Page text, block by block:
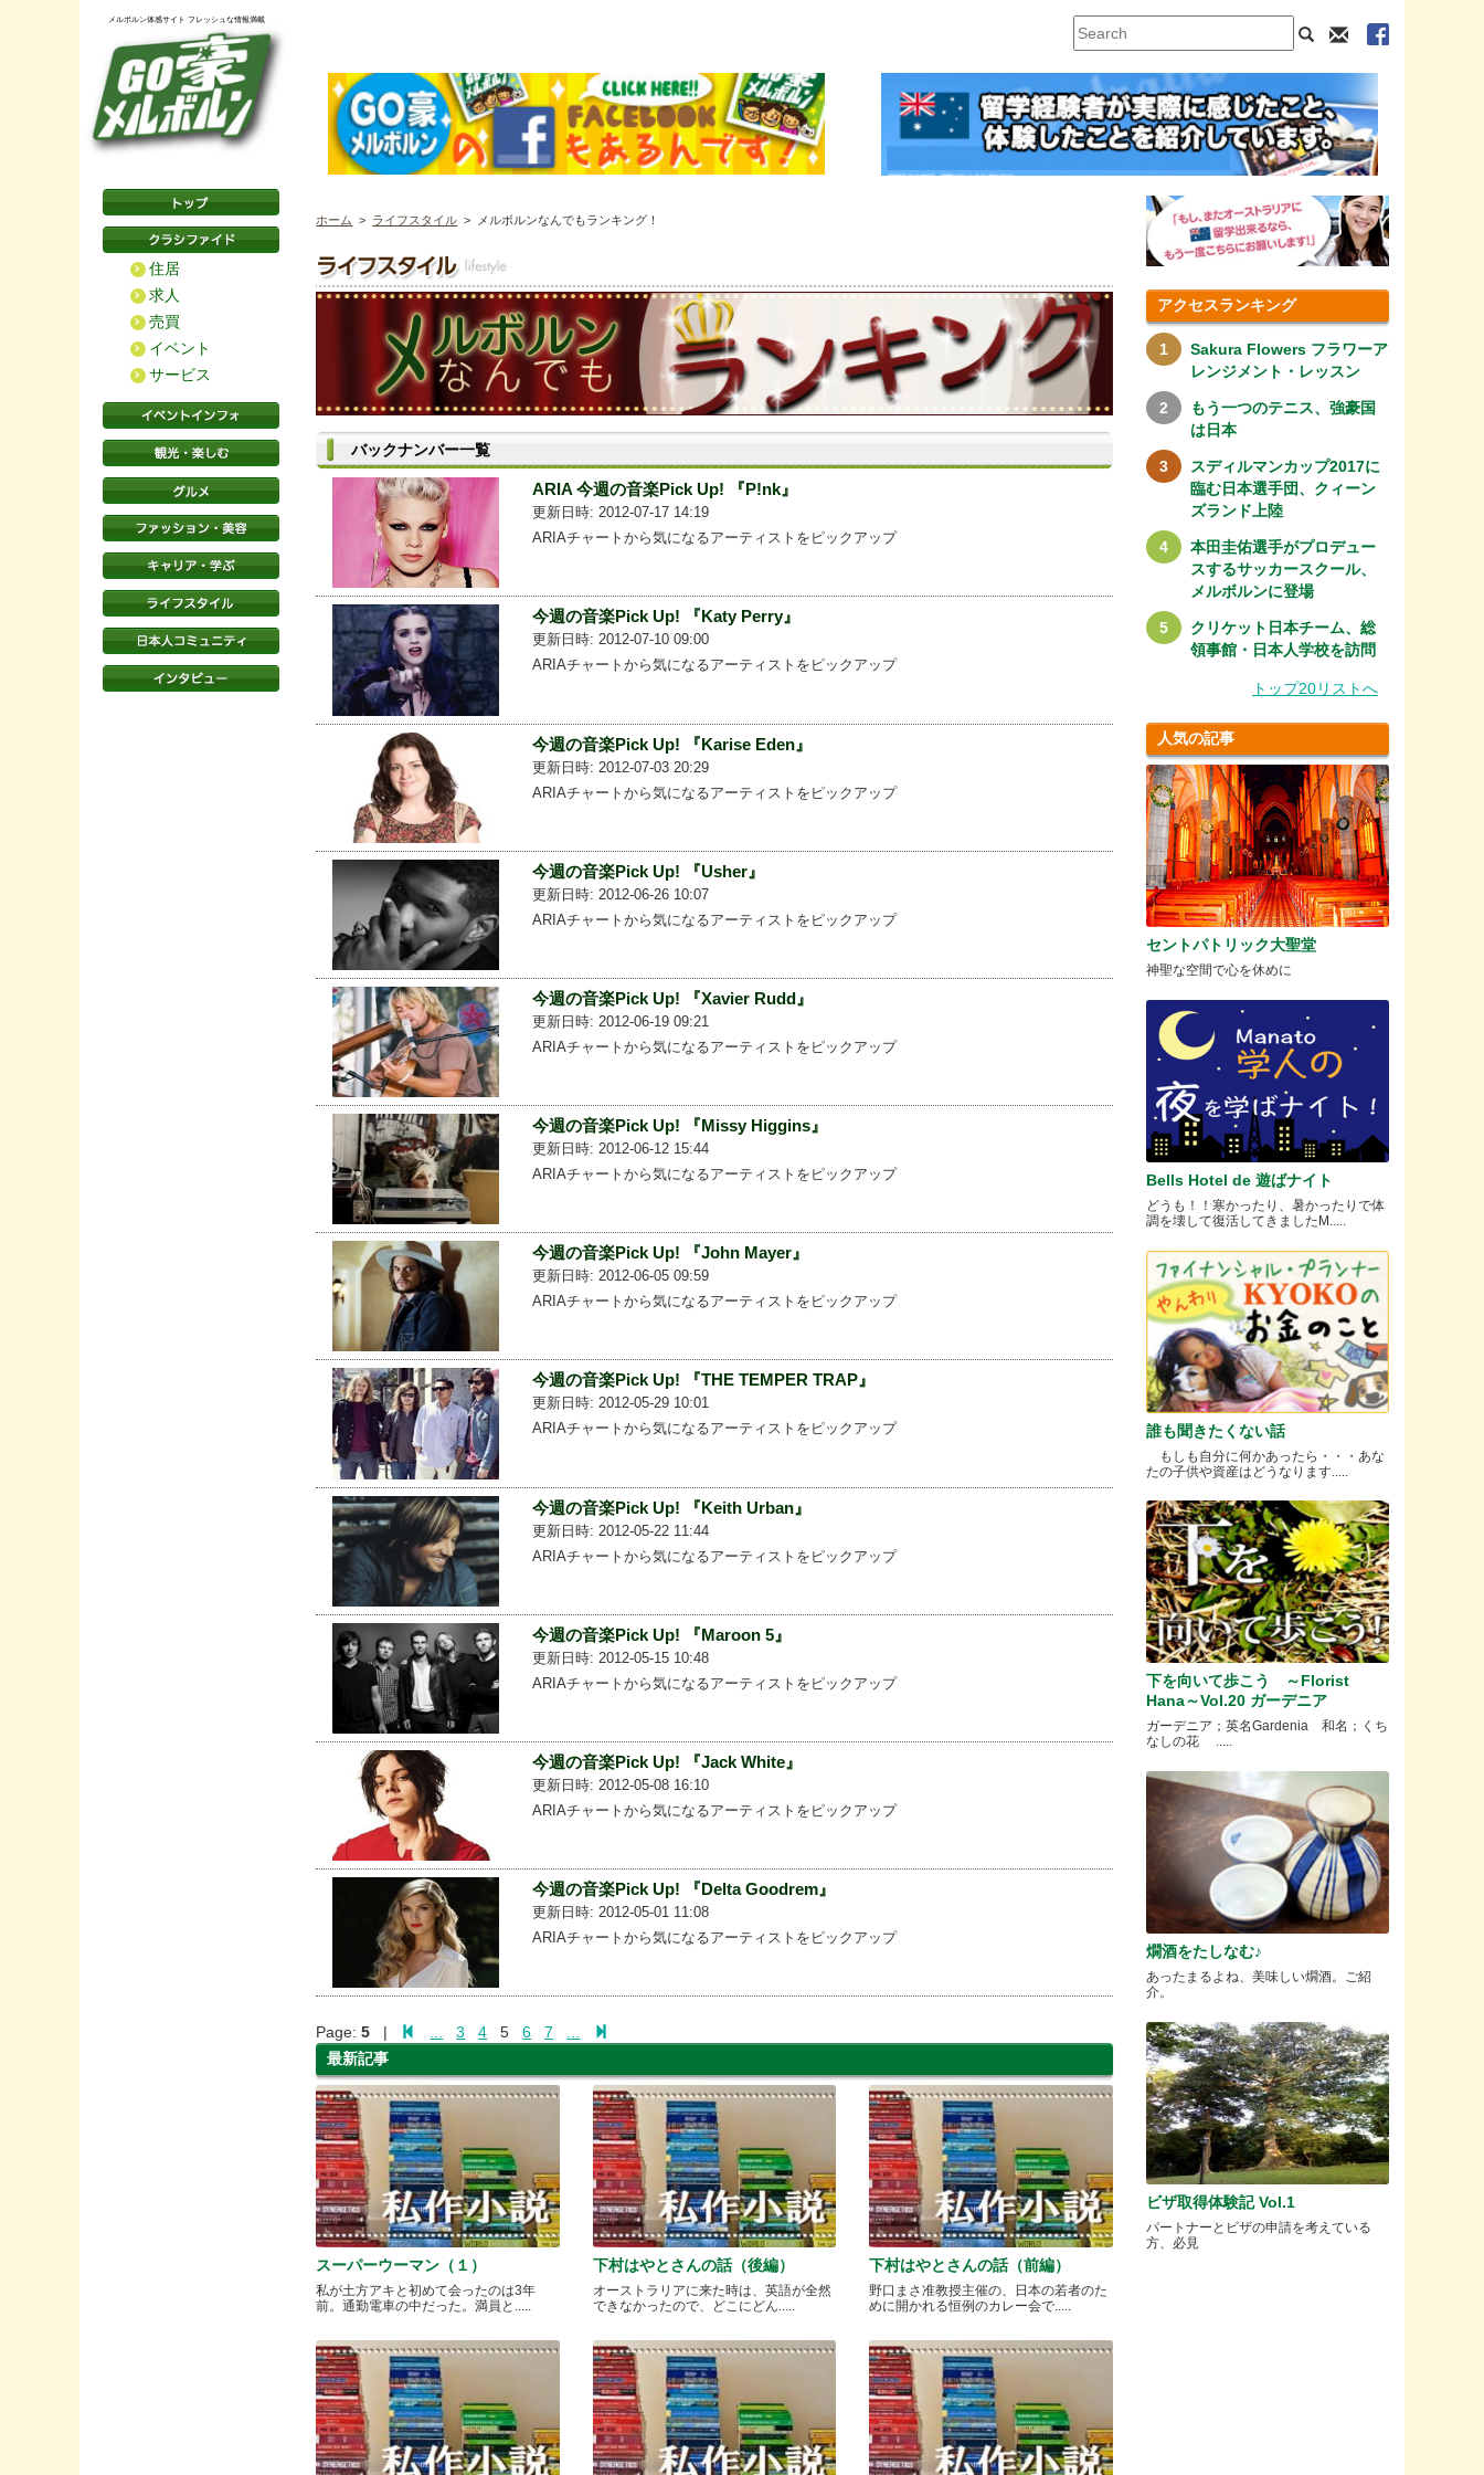
メルボルン体感サイト フレッシュな情報満載
住居
求人
売買
イベント
サービス
ホーム > ライフスタイル > メルボルンなんでもランキング！
バックナンバー一覧
ARIA 今週の音楽Pick Up! 『P!nk』
更新日時: 2012-07-17 14:19
ARIAチャートから気になるアーティストをピックアップ
今週の音楽Pick Up! 『Katy Perry』
更新日時: 2012-07-10 09:00
ARIAチャートから気になるアーティストをピックアップ
今週の音楽Pick Up! 『Karise Eden』
更新日時: 2012-07-03 20:29
ARIAチャートから気になるアーティストをピックアップ
今週の音楽Pick Up! 『Usher』
更新日時: 2012-06-26 10:07
ARIAチャートから気になるアーティストをピックアップ
今週の音楽Pick Up! 『Xavier Rudd』
更新日時: 2012-06-19 09:21
ARIAチャートから気になるアーティストをピックアップ
今週の音楽Pick Up! 『Missy Higgins』
更新日時: 2012-06-12 15:44
ARIAチャートから気になるアーティストをピックアップ
今週の音楽Pick Up! 『John Mayer』
更新日時: 2012-06-05 09:59
ARIAチャートから気になるアーティストをピックアップ
今週の音楽Pick Up! 『THE TEMPER TRAP』
更新日時: 2012-05-29 10:01
ARIAチャートから気になるアーティストをピックアップ
今週の音楽Pick Up! 『Keith Urban』
更新日時: 2012-05-22 11:44
ARIAチャートから気になるアーティストをピックアップ
今週の音楽Pick Up! 『Maroon 5』
更新日時: 2012-05-15 10:48
ARIAチャートから気になるアーティストをピックアップ
今週の音楽Pick Up! 『Jack White』
更新日時: 2012-05-08 16:10
ARIAチャートから気になるアーティストをピックアップ
今週の音楽Pick Up! 『Delta Goodrem』
更新日時: 2012-05-01 11:08
ARIAチャートから気になるアーティストをピックアップ
Page:5 | ... 3 4 56 7
...
最新記事
スーパーウーマン（１）
私が土方アキと初めて会ったのは3年
前。通勤電車の中だった。満員と.....
下村はやとさんの話（後編）
オーストラリアに来た時は、英語が全然
できなかったので、どこにどん.....
下村はやとさんの話（前編）
野口まさ准教授主催の、日本の若者のた
めに開かれる恒例のカレー会で.....
アクセスランキング
Sakura Flowers フラワーア
レンジメント・レッスン
もう一つのテニス、強豪国
は日本
スディルマンカップ2017に
臨む日本選手団、クィーン
ズランド上陸
本田圭佑選手がプロデュー
スするサッカースクール、
メルボルンに登場
クリケット日本チーム、総
領事館・日本人学校を訪問
トップ20リストへ
人気の記事
セントパトリック大聖堂
神聖な空間で心を休めに
Bells Hotel de 遊ばナイト
どうも！！寒かったり、暑かったりで体
調を壊して復活してきましたM.....
誰も聞きたくない話
もしも自分に何かあったら・・・あな
たの子供や資産はどうなります.....
下を向いて歩こう ～Florist
Hana～Vol.20 ガーデニア
ガーデニア；英名Gardenia 和名；くち
なしの花 .....
燗酒をたしなむ♪
あったまるよね、美味しい燗酒。ご紹
介。
ビザ取得体験記 Vol.1
パートナーとビザの申請を考えている
方、必見